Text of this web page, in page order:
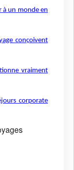
à un monde en
conçoivent
vraiment
corporate